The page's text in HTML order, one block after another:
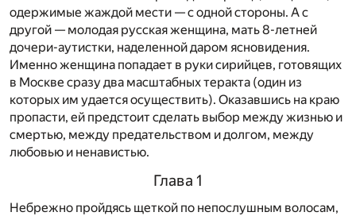
одержимые жаждой мести — с одной стороны. А с
другой — молодая русская женщина, мать 8-летней
дочери-аутистки, наделенной даром ясновидения.
Именно женщина попадает в руки сирийцев, готовящих
в Москве сразу два масштабных теракта (один из
которых им удается осуществить). Оказавшись на краю
пропасти, ей предстоит сделать выбор между жизнью и
смертью, между предательством и долгом, между
любовью и ненавистью.
Глава 1
Небрежно пройдясь щеткой по непослушным волосам,